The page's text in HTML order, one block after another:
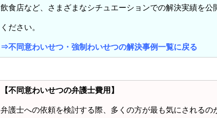
飲食店など、さまざまなシチュエーションでの解決実績を
ください。
⇒不同意わいせつ・強制わいせつの解決事例一覧に戻る
【不同意わいせつの弁護士費用】
弁護士への依頼を検討する際、多くの方が最も気にされる